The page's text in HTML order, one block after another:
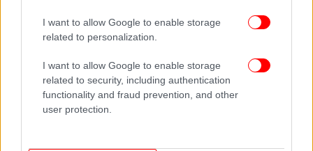
I want to allow Google to enable storage
related to personalization.
I want to allow Google to enable storage
related to security, including authentication
functionality and fraud prevention, and other
user protection.